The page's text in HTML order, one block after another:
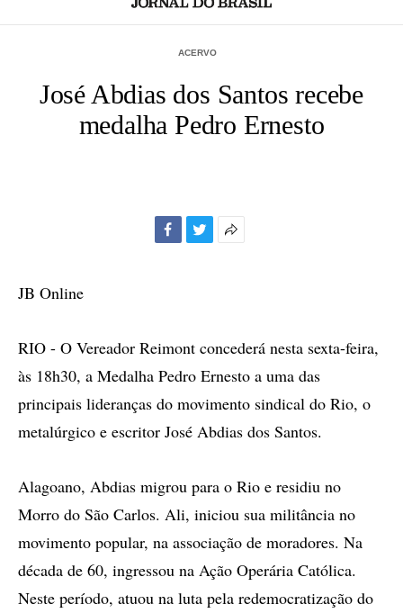
ACERVO
José Abdias dos Santos recebe
medalha Pedro Ernesto
JB Online
RIO - O Vereador Reimont concederá nesta sexta-feira,
às 18h30, a Medalha Pedro Ernesto a uma das
principais lideranças do movimento sindical do Rio, o
metalúrgico e escritor José Abdias dos Santos.
Alagoano, Abdias migrou para o Rio e residiu no
Morro do São Carlos. Ali, iniciou sua militância no
movimento popular, na associação de moradores. Na
década de 60, ingressou na Ação Operária Católica.
Neste período, atuou na luta pela redemocratização do